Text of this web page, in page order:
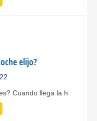
elijo?
Cuando llega la h